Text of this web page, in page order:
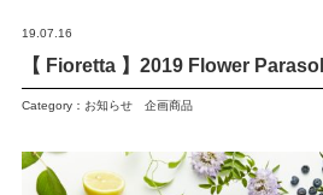
19.07.16
【 Fioretta 】2019 Flower
Category： お知らせ 企画商品